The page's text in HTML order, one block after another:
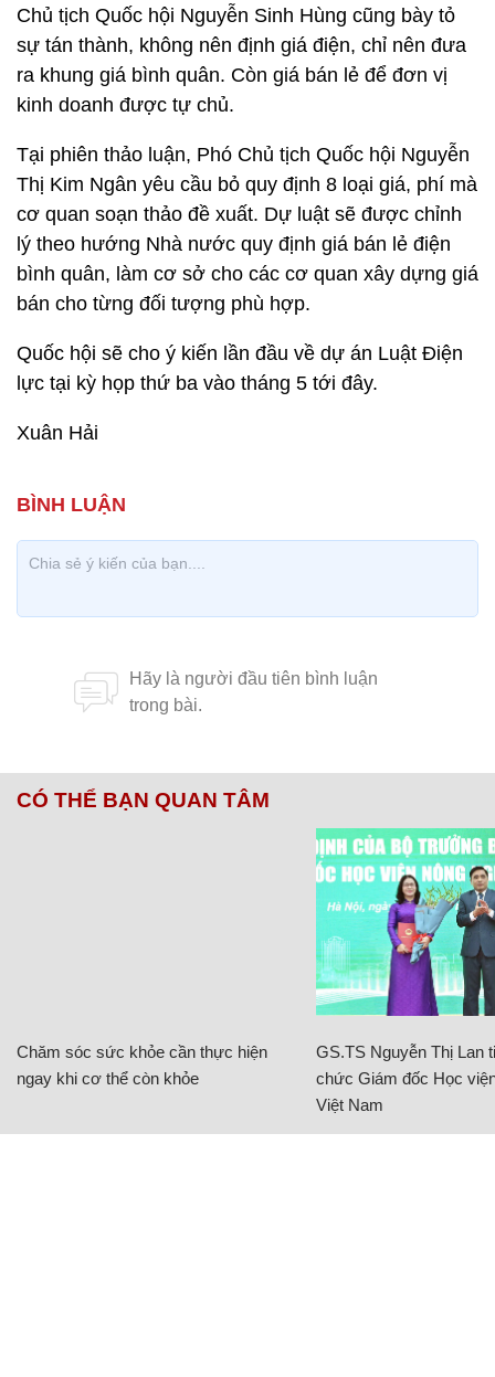
Chủ tịch Quốc hội Nguyễn Sinh Hùng cũng bày tỏ
sự tán thành, không nên định giá điện, chỉ nên đưa
ra khung giá bình quân. Còn giá bán lẻ để đơn vị
kinh doanh được tự chủ.
Tại phiên thảo luận, Phó Chủ tịch Quốc hội Nguyễn
Thị Kim Ngân yêu cầu bỏ quy định 8 loại giá, phí mà
cơ quan soạn thảo đề xuất. Dự luật sẽ được chỉnh
lý theo hướng Nhà nước quy định giá bán lẻ điện
bình quân, làm cơ sở cho các cơ quan xây dựng giá
bán cho từng đối tượng phù hợp.
Quốc hội sẽ cho ý kiến lần đầu về dự án Luật Điện
lực tại kỳ họp thứ ba vào tháng 5 tới đây.
Xuân Hải
CÓ THỂ BẠN QUAN TÂM
Chăm sóc sức khỏe cần thực hiện
ngay khi cơ thể còn khỏe
GS.TS Nguyễn Thị Lan
chức Giám đốc Học
Việt Nam